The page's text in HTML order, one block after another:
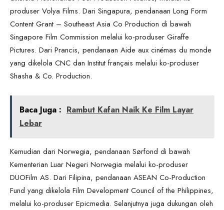
produser Volya Films. Dari Singapura, pendanaan Long Form
Content Grant – Southeast Asia Co Production di bawah
Singapore Film Commission melalui ko-produser Giraffe
Pictures. Dari Prancis, pendanaan Aide aux cinémas du monde
yang dikelola CNC dan Institut français melalui ko-produser
Shasha & Co. Production.
Baca Juga : Rambut Kafan Naik Ke Film Layar
Lebar
Kemudian dari Norwegia, pendanaan Sørfond di bawah
Kementerian Luar Negeri Norwegia melalui ko-produser
DUOFilm AS. Dari Filipina, pendanaan ASEAN Co-Production
Fund yang dikelola Film Development Council of the Philippines,
melalui ko-produser Epicmedia. Selanjutnya juga dukungan oleh